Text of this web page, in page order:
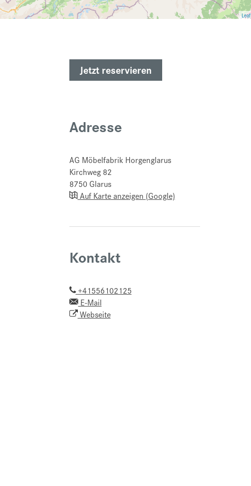
Jetzt reservieren
Adresse
AG Möbelfabrik Horgenglarus
Kirchweg 82
8750 Glarus
Auf Karte anzeigen (Google)
Kontakt
+41556102125
E-Mail
Webseite